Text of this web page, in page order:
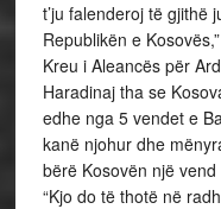
t’ju falenderoj të gjithë
Republikën e
Kreu i Aleancës për
Haradinaj tha se
edhe nga 5 vendet e
kanë njohur dhe
bërë Kosovën një
“Kjo do të thotë në